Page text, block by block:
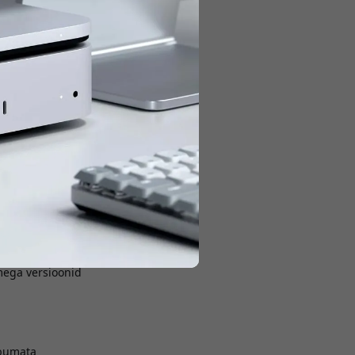
mis ühendab
töötama sama
versioonid